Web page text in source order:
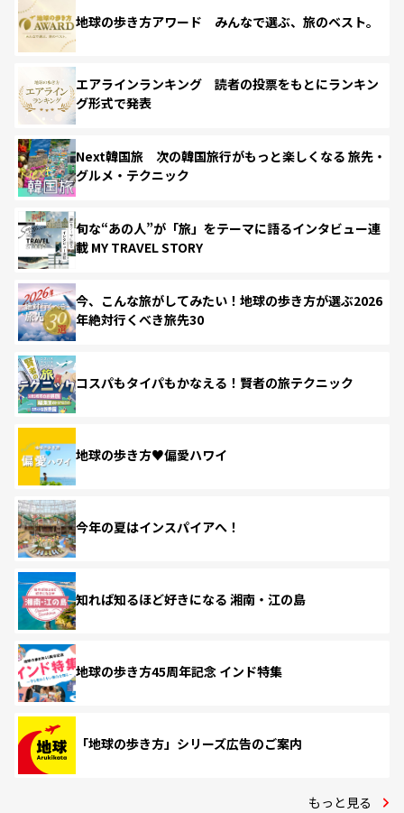
地球の歩き方アワード みんなで選ぶ、旅のベスト。
エアラインランキング 読者の投票をもとにランキン
グ形式で発表
Next韓国旅 次の韓国旅行がもっと楽しくなる 旅先・
グルメ・テクニック
旬な“あの人”が「旅」をテーマに語るインタビュー連
載 MY TRAVEL STORY
今、こんな旅がしてみたい！地球の歩き方が選ぶ2026
年絶対行くべき旅先30
コスパもタイパもかなえる！賢者の旅テクニック
地球の歩き方♥偏愛ハワイ
今年の夏はインスパイアへ！
知れば知るほど好きになる 湘南・江の島
地球の歩き方45周年記念 インド特集
「地球の歩き方」シリーズ広告のご案内
もっと見る